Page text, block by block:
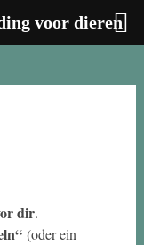
dir.
(oder ein
voor dieren